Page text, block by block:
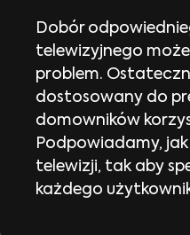
Dobór
telewizyjnego
problem.
dostosowany do
domowników
Podpowiadamy,
telewizji, tak aby
każdego